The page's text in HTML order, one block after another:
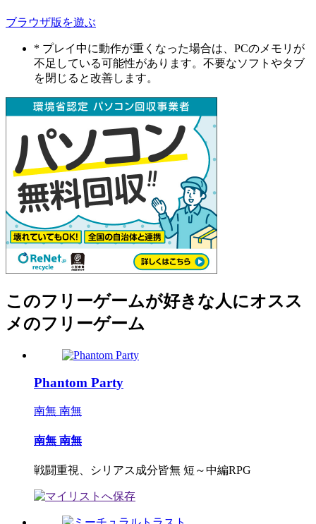
ブラウザ版を遊ぶ
* プレイ中に動作が重くなった場合は、PCのメモリが
不足している可能性があります。不要なソフトやタブ
を閉じると改善します。
このフリーゲームが好きな人にオスス
メのフリーゲーム
Phantom Party
南無 南無
南無 南無
戦闘重視、シリアス成分皆無 短～中編RPG